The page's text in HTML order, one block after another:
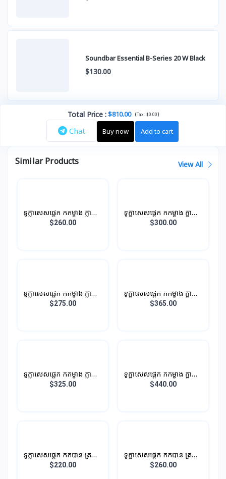
Soundbar Essential B-Series 20 W Black
$130.00
Total Price:$810.00 (Tax :$0.00)
Chat Buy now Add to cart
Similar Products View All
ទូក្លាសេសផ្តេក កកម្ខាង ក្លាស្សេ
ម្ខាង បណ្តោយ 0.96M 196L
$260.00
ទូក្លាសេសផ្តេក កកម្ខាង ក្លាស្សេ
ម្ខាង បណ្តោយ 1.1M 210L
$300.00
ទូក្លាសេសផ្តេក កកម្ខាង ក្លាស្សេ
ម្ខាង បណ្តោយ
$275.00
ទូក្លាសេសផ្តេក កកម្ខាង ក្លាស្សេ
ម្ខាង បណ្តោយ 1.2M 286L
$365.00
ទូក្លាសេសផ្តេក កកម្ខាង ក្លាស្សេ
ម្ខាង បណ្តោយ 1.2M 296L
$325.00
ទូក្លាសេសផ្តេក កកម្ខាង ក្លាស្សេ
ម្ខាង បណ្តោយ 1.4M 316L
$440.00
ទូក្លាសេសផ្តេក កកបាន ត្រជាក់
បាន
$220.00
ទូក្លាសេសផ្តេក កកបាន ត្រជាក់
បាន
$260.00